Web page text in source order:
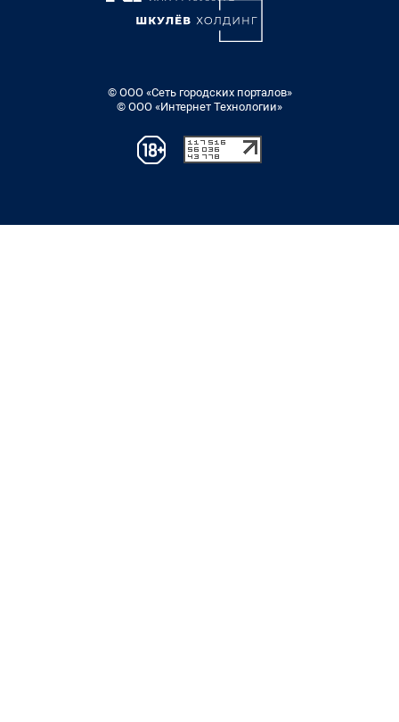
© ООО «Сеть городских порталов»
© ООО «Интернет Технологии»